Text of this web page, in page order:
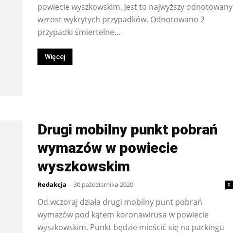
powiecie wyszkowskim. Jest to najwyższy odnotowany
wzrost wykrytych przypadków. Odnotowano 2
przypadki śmiertelne...
Więcej
Drugi mobilny punkt pobrań
wymazów w powiecie
wyszkowskim
Redakcja - 30 października 2020 0
Od wczoraj działa drugi mobilny punt pobrań
wymazów pod kątem koronawirusa w powiecie
wyszkowskim. Punkt będzie mieścić się na parkingu